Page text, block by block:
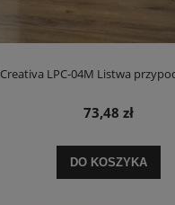
Creativa LPC-04M Listwa
73,48 zł
DO KOSZYKA